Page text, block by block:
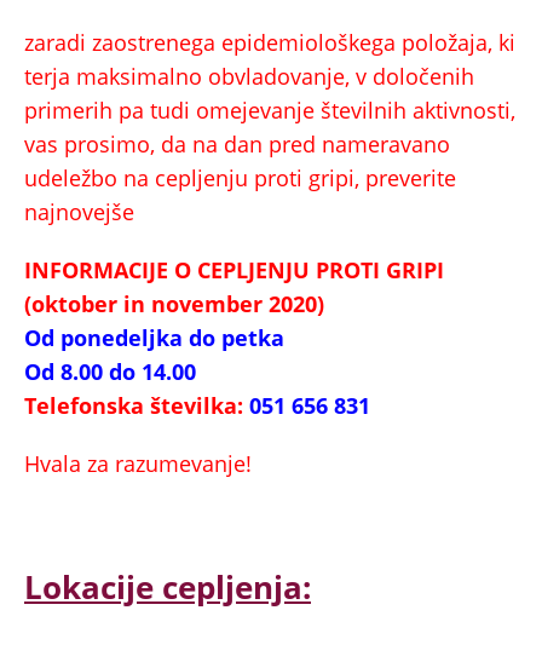
zaradi zaostrenega epidemiološkega položaja, ki
terja maksimalno obvladovanje, v določenih
primerih pa tudi omejevanje številnih aktivnosti,
vas prosimo, da na dan pred nameravano
udeležbo na cepljenju proti gripi, preverite
najnovejše
INFORMACIJE O CEPLJENJU PROTI GRIPI
(oktober in november 2020)
Od ponedeljka do petka
Od 8.00 do 14.00
Telefonska številka: 051 656 831
Hvala za razumevanje!
Lokacije cepljenja: